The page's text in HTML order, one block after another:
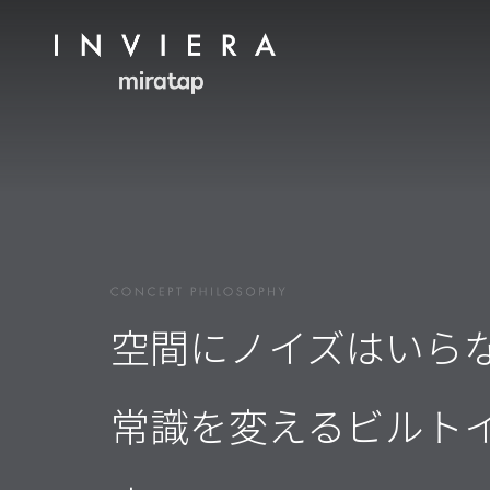
空間にノイズはいら
常識を変えるビルト